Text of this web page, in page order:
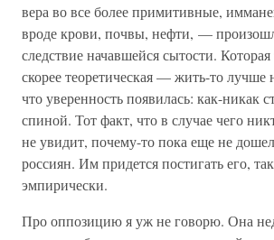
вера во все более примитивные,
вроде крови, почвы, нефти, —
следствие начавшейся сытости.
скорее теоретическая — жить-то лучше
что уверенность появилась: как-никак
спиной. Тот факт, что в случае чего
не увидит, почему-то пока еще не
россиян. Им придется постигать его, так
эмпирически.
Про оппозицию я уж не говорю. Она